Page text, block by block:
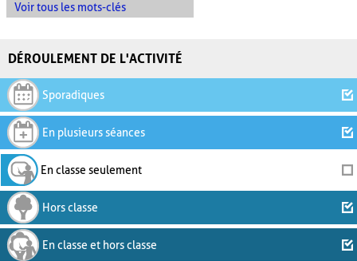
Voir tous les mots-clés
DÉROULEMENT DE L'ACTIVITÉ
Sporadiques
En plusieurs séances
En classe seulement
Hors classe
En classe et hors classe